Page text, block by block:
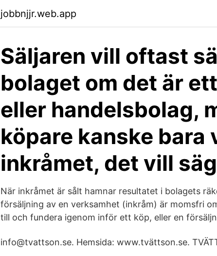
jobbnjjr.web.app
Säljaren vill oftast
bolaget om det är
eller handelsbolag,
köpare kanske bara
inkråmet, det vill
När inkråmet är sålt hamnar resultatet i bolagets
försäljning av en verksamhet (inkråm) är momsfri
till och fundera igenom inför ett köp, eller en
info@tvattson.se. Hemsida: www.tvättson.se.